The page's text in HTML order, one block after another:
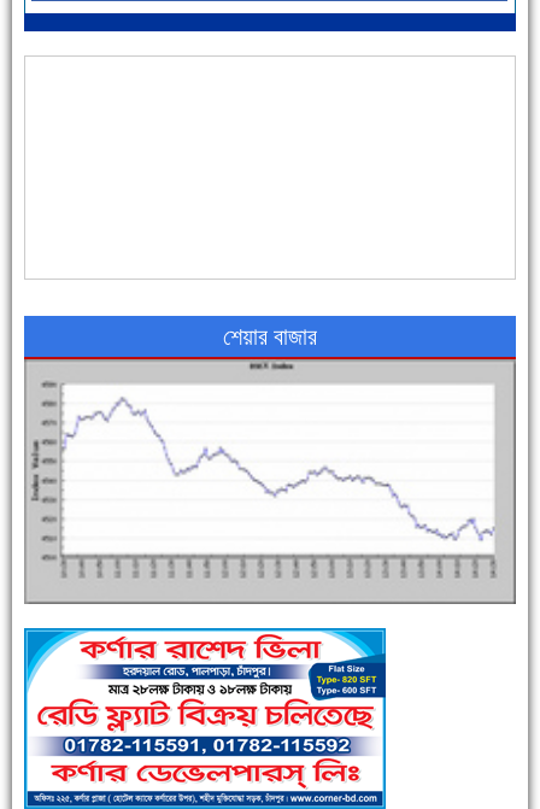
আজ বিশিষ্ট শিক্ষাবিদ এ.টি. আহমেদ হোসাইন রুশদীর ৪৬তম মৃত্যুবার্ষিকী
এক সপ্তাহে শনাক্ত বেড়েছে ৫৫%, মৃত্যু ৪৬%
পুলিশ সদস্যদের জন্যে এসপির মৌসুমি ফল উপহার
শেয়ার বাজার